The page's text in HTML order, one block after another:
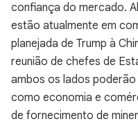
confiança do mercado.
estão atualmente em
planejada de Trump à
reunião de chefes de
ambos os lados
como economia e
de fornecimento de